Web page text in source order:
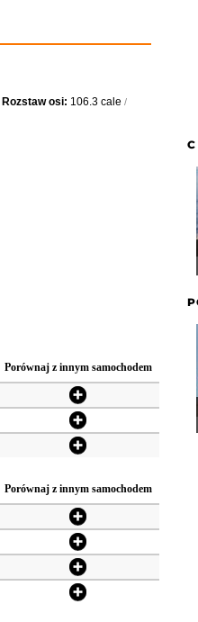
Rozstaw osi: 106.3 cale /
Porównaj z innym samochodem
Porównaj z innym samochodem